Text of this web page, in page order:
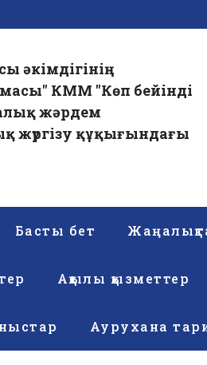
әкімдігінің
КММ "Көп бейінді
жәрдем
жүргізу құқығындағы
Басты бет
Ақылы қызметтер
Аурухана